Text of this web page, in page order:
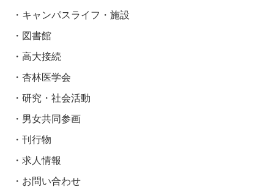
キャンパスライフ・施設
図書館
高大接続
杏林医学会
研究・社会活動
男女共同参画
刊行物
求人情報
お問い合わせ